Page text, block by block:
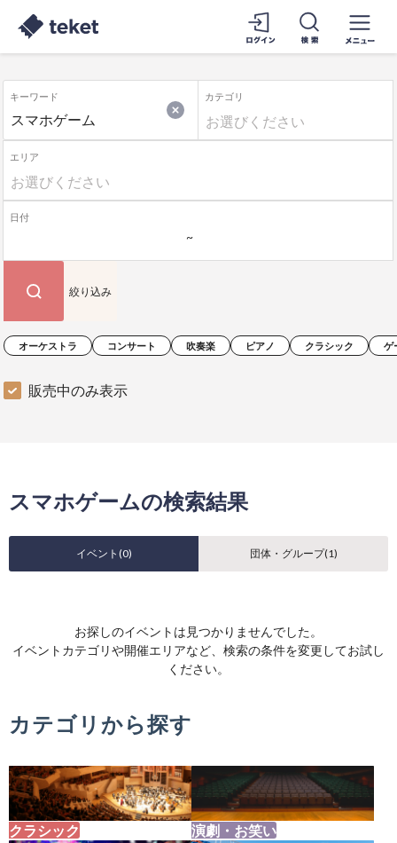
キーワード
オーケストラ コンサート 吹奏楽 ピアノ クラシック ゲ
カテゴリ
エリア
日付
販売中のみ表示
絞り込み
スマホゲームの検索結果
イベント(0) 団体・グループ(1)
お探しのイベントは見つかりませんでした。
イベントカテゴリや開催エリアなど、検索の条件を変更してお試し
ください。
カテゴリから探す
クラシック 演劇・お笑い